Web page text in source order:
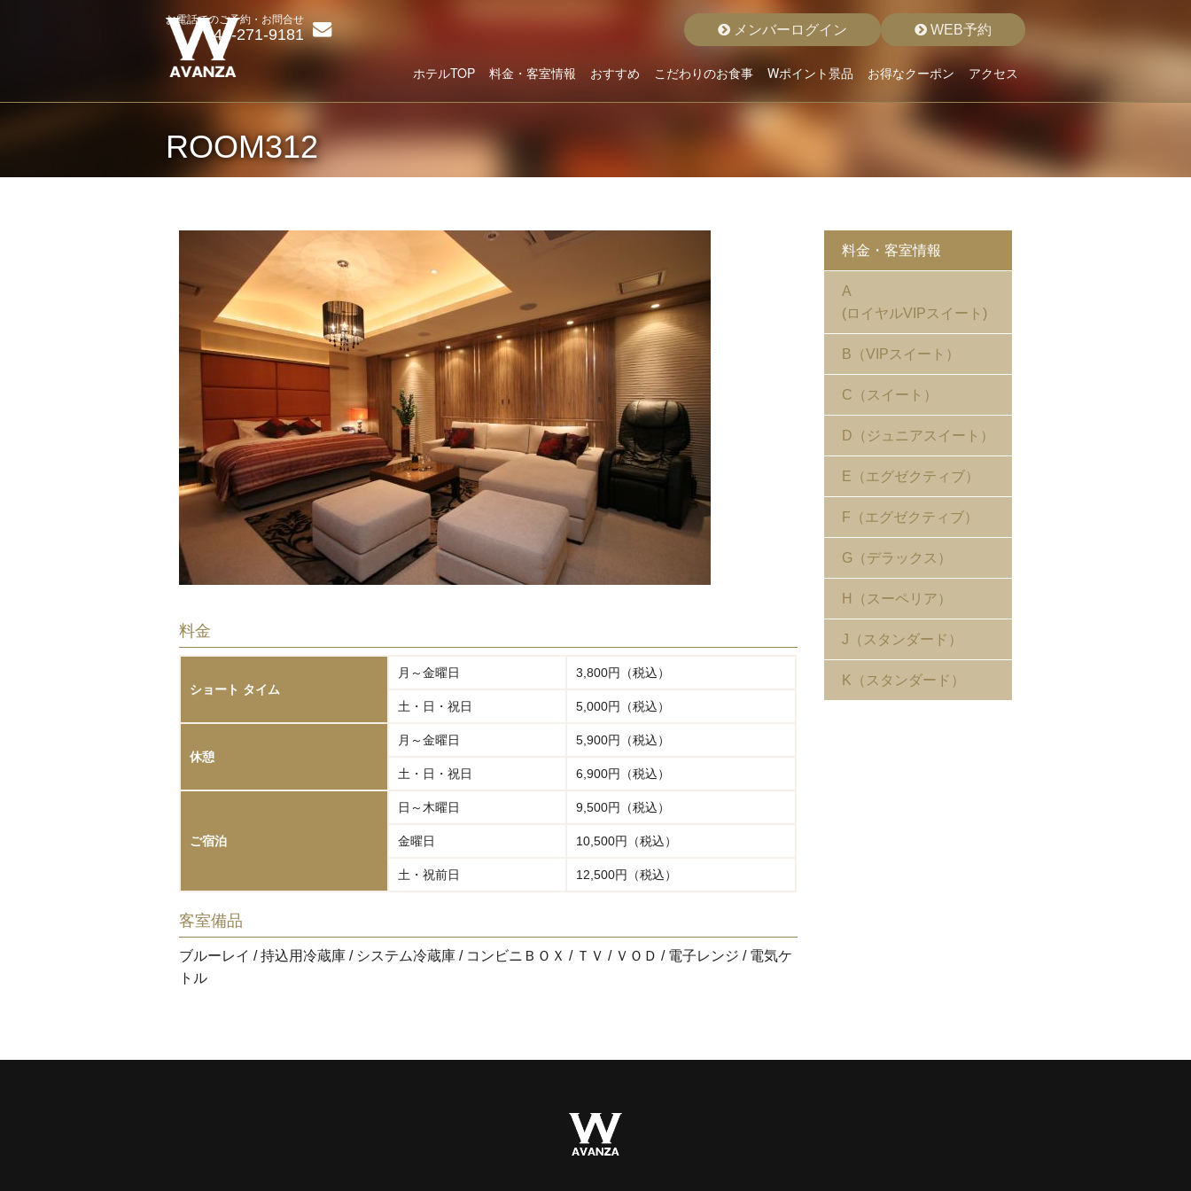
WEB予約
メンバーログイン
お電話でのご予約・お問合せ
043-271-9181
ホテルTOP 料金・客室情報 おすすめ こだわりのお食事
グランドメニュー
Wポイント景品 お得なクーポン アクセス
ROOM312
料金
ショート タイム
月～金曜日 3,800円（税込）
土・日・祝日 5,000円（税込）
休憩
月～金曜日 5,900円（税込）
土・日・祝日 6,900円（税込）
ご宿泊
日～木曜日 9,500円（税込）
金曜日 10,500円（税込）
土・祝前日 12,500円（税込）
客室備品
ブルーレイ / 持込用冷蔵庫 / システム冷蔵庫 / コンビニＢＯＸ / ＴＶ / ＶＯＤ / 電子レンジ / 電気ケ
トル
料金・客室情報
A
(ロイヤルVIPスイート)
B（VIPスイート）
C（スイート）
D（ジュニアスイート）
E（エグゼクティブ）
F（エグゼクティブ）
G（デラックス）
H（スーペリア）
J（スタンダード）
K（スタンダード）